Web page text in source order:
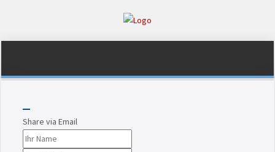
Share via Email